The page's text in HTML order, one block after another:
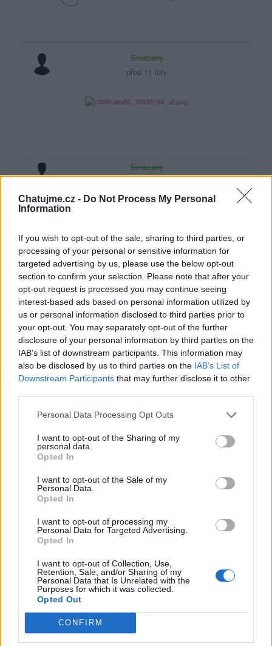
Chatujme.cz - Do Not Process My Personal
Information
If you wish to opt-out of the sale, sharing to third parties, or
processing of your personal or sensitive information for
targeted advertising by us, please use the below opt-out
section to confirm your selection. Please note that after your
opt-out request is processed you may continue seeing
interest-based ads based on personal information utilized by
us or personal information disclosed to third parties prior to
your opt-out. You may separately opt-out of the further
disclosure of your personal information by third parties on the
IAB’s list of downstream participants. This information may
also be disclosed by us to third parties on the IAB’s List of
Downstream Participants that may further disclose it to other
Personal Data Processing Opt Outs
I want to opt-out of the Sharing of my
personal data.
Opted In
I want to opt-out of the Sale of my
Personal Data.
Opted In
I want to opt-out of processing my
Personal Data for Targeted Advertising.
Opted In
I want to opt-out of Collection, Use,
Retention, Sale, and/or Sharing of my
Personal Data that Is Unrelated with the
Purposes for which it was collected.
Opted Out
CONFIRM
Smazaný
před 11 lety
Smazaný
......................Krásný den...
bezkozichu
před 11 lety